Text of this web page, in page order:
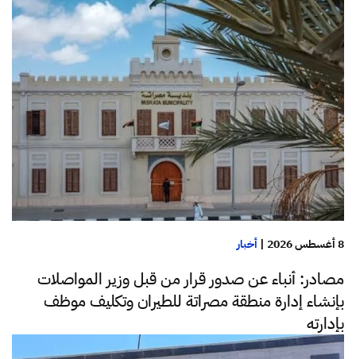
8 أغسطس 2026 | أخبار
مصادر: أنباء عن صدور قرار من قبل وزير المواصلات
بإنشاء إدارة منطقة مصراتة للطيران وتكليف موظف
بإدارته